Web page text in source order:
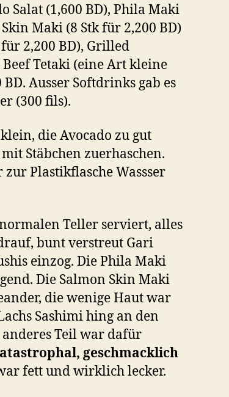
Salat (1,600 BD), Phila Maki
Maki (8 Stk für 2,200 BD)
2,200 BD), Grilled
Tetaki (eine Art kleine
Ausser Softdrinks gab es
(300 fils).
die Avocado zu gut
Stäbchen zuerhaschen.
Plastikflasche Wassser
Teller serviert, alles
bunt verstreut Gari
einzog. Die Phila Maki
Die Salmon Skin Maki
die wenige Haut war
Sashimi hing an den
Teil war dafür
geschmacklich
fett und wirklich lecker.